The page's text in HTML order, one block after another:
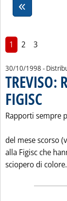
1 2 3
30/10/1998 -
TREVISO:
FIGISC.
Rapporti sempre
del mese scorso
alla Figisc che
sciopero di